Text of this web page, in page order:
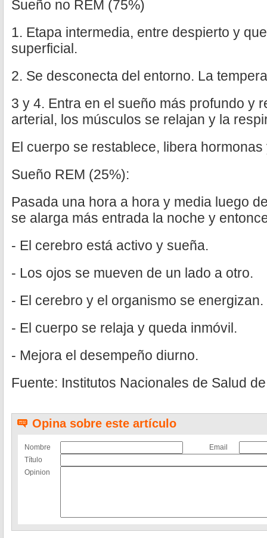
Sueño no REM (75%)
1. Etapa intermedia, entre despierto y
superficial.
2. Se desconecta del entorno. La
3 y 4. Entra en el sueño más profundo y
arterial, los músculos se relajan y la
El cuerpo se restablece, libera
Sueño REM (25%):
Pasada una hora a hora y media luego
se alarga más entrada la noche y
- El cerebro está activo y sueña.
- Los ojos se mueven de un lado a otro.
- El cerebro y el organismo se energizan.
- El cuerpo se relaja y queda inmóvil.
- Mejora el desempeño diurno.
Fuente: Institutos Nacionales de Salud
Opina sobre este artículo
Nombre
Email
Título
Opinion